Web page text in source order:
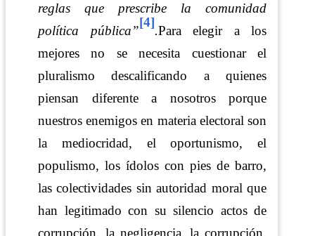
reglas que prescribe la comunidad
política pública”
[4]
.Para elegir a los
mejores no se necesita cuestionar el
pluralismo descalificando a quienes
piensan diferente a nosotros porque
nuestros enemigos en materia electoral son
la mediocridad, el oportunismo, el
populismo, los ídolos con pies de barro,
las colectividades sin autoridad moral que
han legitimado con su silencio actos de
corrupción, la negligencia, la corrupción,